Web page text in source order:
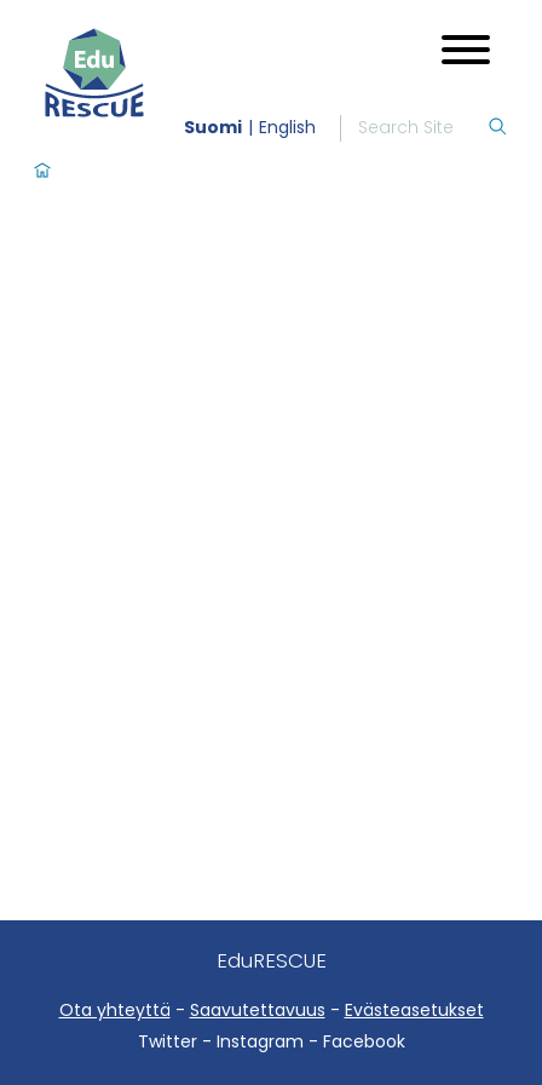
Suomi English
EduRESCUE
Ota yhteyttä - Saavutettavuus - Evästeasetukset
Twitter - Instagram - Facebook